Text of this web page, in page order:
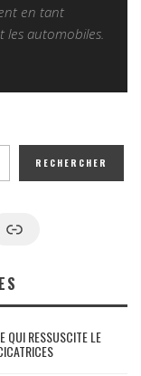
en tant
automobiles.
RECHERCHER
Google News
QUI RESSUSCITE LE